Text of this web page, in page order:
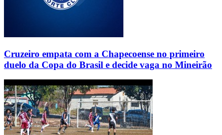
Cruzeiro empata com a Chapecoense no primeiro
duelo da Copa do Brasil e decide vaga no Mineirão